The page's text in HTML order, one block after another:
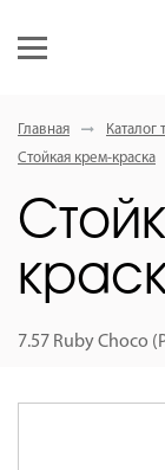
Главная Каталог
Стойкая крем-краска
7.57 Ruby Choco